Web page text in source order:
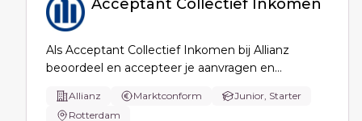
Acceptant Collectief Inkomen
Als Acceptant Collectief Inkomen bij Allianz
beoordeel en accepteer je aanvragen en
beheer je werkvoorraad, beantwoord je
Allianz Marktconform
Junior, Starter
Rotterdam